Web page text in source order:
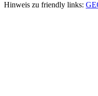
Hinweis zu friendly links: